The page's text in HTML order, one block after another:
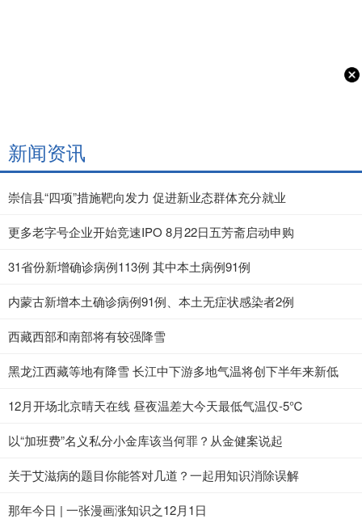
新闻资讯
崇信县“四项”措施靶向发力 促进新业态群体充分就业
更多老字号企业开始竞速IPO 8月22日五芳斋启动申购
31省份新增确诊病例113例 其中本土病例91例
内蒙古新增本土确诊病例91例、本土无症状感染者2例
西藏西部和南部将有较强降雪
黑龙江西藏等地有降雪 长江中下游多地气温将创下半年来新低
12月开场北京晴天在线 昼夜温差大今天最低气温仅-5℃
以“加班费”名义私分小金库该当何罪？从金健案说起
关于艾滋病的题目你能答对几道？一起用知识消除误解
那年今日 | 一张漫画涨知识之12月1日